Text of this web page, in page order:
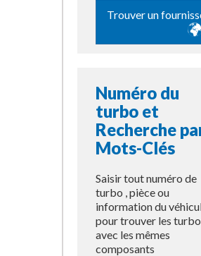
Trouver un
Numéro du
turbo et
Recherche
Mots-Clés
Saisir tout numéro de
turbo , pièce ou
information du
pour trouver les
avec les mêmes
composants